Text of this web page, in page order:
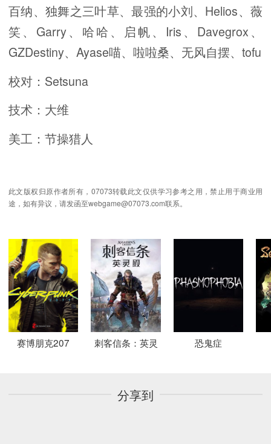
百纳、独舞之三叶草、最强的小刘、Helios、薇
笑、Garry、哈哈、启帆、Iris、Davegrox、
GZDestiny、Ayase喵、啦啦桑、无风自摆、tofu
校对：Setsuna
技术：大维
美工：节操猎人
此文版权归原作者所有，07073转载此文仅供学习参考之用，禁止用于商业用
途，如有异议，请发函至webgame@07073.com联系。
赛博朋克207 刺客信条：英灵 恐鬼症
分享到